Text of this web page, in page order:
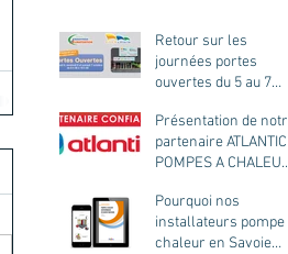
Retour sur les
journées portes
ouvertes du 5 au 7
Présentation de notre
partenaire ATLANTIC
POMPES A CHALEUR
Pourquoi nos
installateurs pompe à
chaleur en Savoie